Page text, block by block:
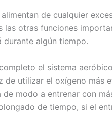
de cualquier
las otras funciones
durante algún tiempo.
el sistema
de utilizar el oxígeno más
modo a entrenar con
de tiempo, si el